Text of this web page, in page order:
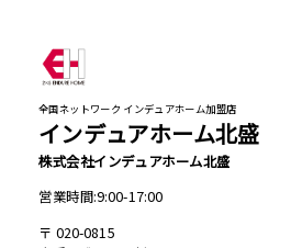
全国ネットワーク インデュアホーム加盟店
インデュアホーム北盛
株式会社インデュアホーム北盛
営業時間:9:00-17:00
020-0815